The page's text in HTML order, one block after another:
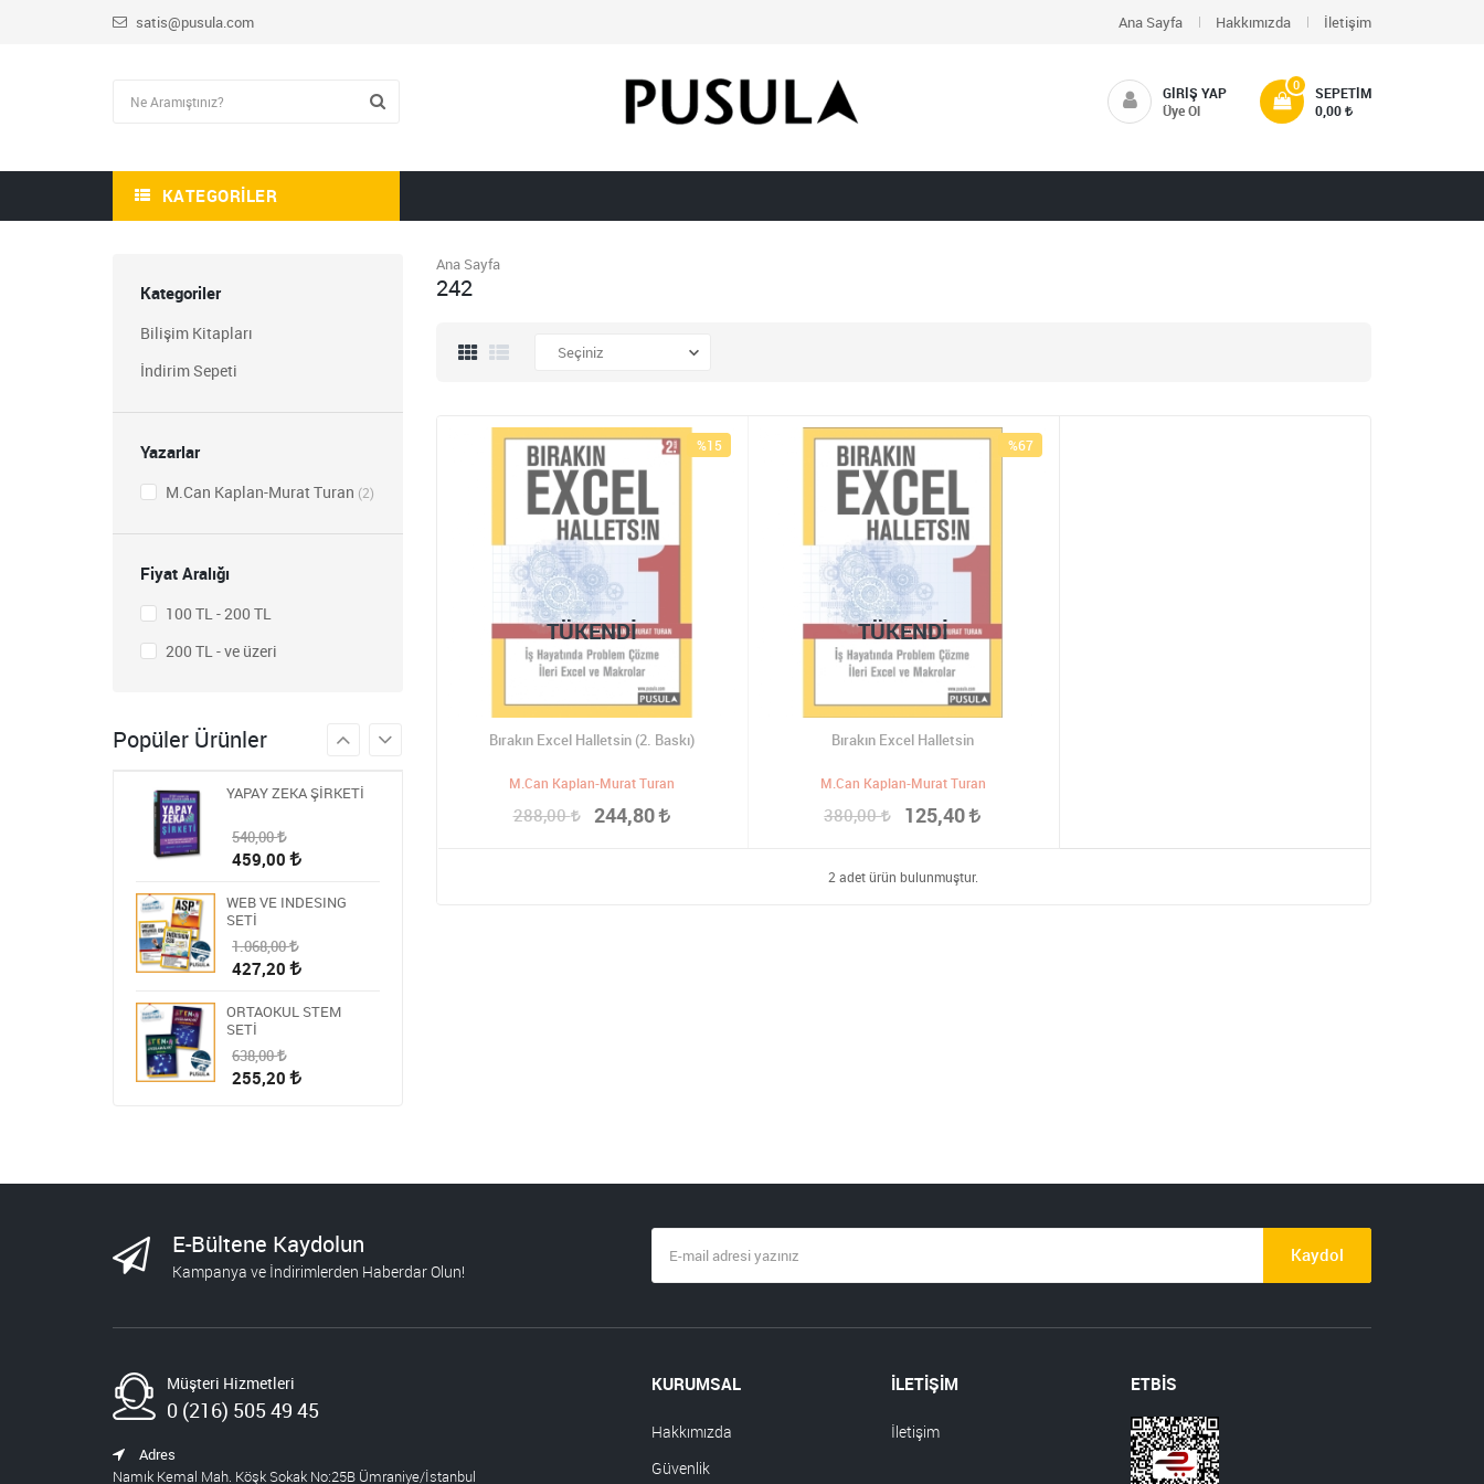
satis@pusula.com Ana Sayfa Hakkımızda İletişim
SEPETIM
0
0,00
GIRIŞ YAP
Üye Ol
KATEGORILER
Kategoriler
Bilişim Kitapları
İndirim Sepeti
Yazarlar
M.Can Kaplan-Murat Turan (2)
Fiyat Aralığı
100 TL - 200 TL
200 TL - ve üzeri
Popüler Ürünler
OKUMA SETİ
723,60
STEM ÖĞRETMEN
1.430,00
986,00
394,40
YAPAY ZEKA ŞİRKETİ
540,00
459,00
WEB VE INDESING
SETİ
1.068,00
427,20
ORTAOKUL STEM
SETİ
638,00
255,20
723,60
SETİ
1.430,00
986,00
394,40
Ana Sayfa
242
Bırakın Excel Halletsin (2. Baskı)
M.Can Kaplan-Murat Turan
288,00 244,80
%15
TÜKENDI
Bırakın Excel Halletsin
M.Can Kaplan-Murat Turan
380,00 125,40
%67
TÜKENDI
2 adet ürün bulunmuştur.
E-Bültene Kaydolun
Kampanya ve İndirimlerden Haberdar Olun!
Kaydol
Müşteri Hizmetleri
0 (216) 505 49 45
Adres
Namık Kemal Mah. Köşk Sokak No:25B Ümraniye/İstanbul
KURUMSAL
Hakkımızda
Güvenlik
İLETİŞİM
İletişim
ETBİS